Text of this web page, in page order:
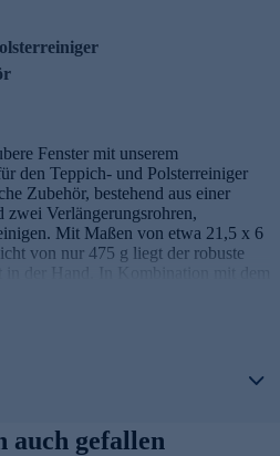
Fenster mit unserem
den Teppich- und Polsterreiniger
Zubehör, bestehend aus einer
zwei Verlängerungsrohren,
Mit Maßen von etwa 21,5 x 6
von nur 475 g liegt der robuste
der Hand. In Kombination mit dem
Ergebnisse und
Ergänzung für Ihren
gleich online.
auch gefallen